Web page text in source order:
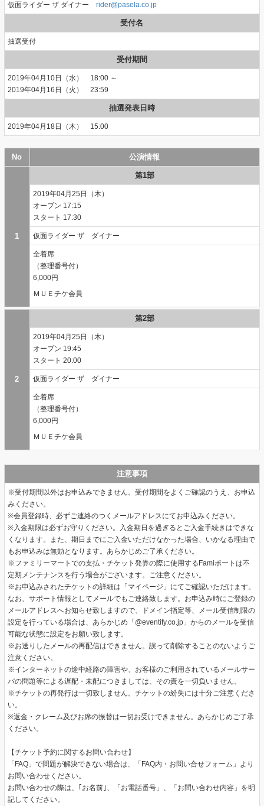
仮面ライダー ザ ダイナー rider@pasela.co.jp
受付名
抽選受付
受付期間
2019年04月10日（水） 18:00 ～
2019年04月16日（火） 23:59
抽選発表日時
2019年04月18日（木） 15:00
No 公演情報
1
第1部
2019年04月25日（木）
17:15
17:30
仮面ライダー ザ ダイナー
全着席
（整理番号付）
6,000円
ＭＵＥチケ会員
2
第2部
2019年04月25日（木）
19:45
20:00
仮面ライダー ザ ダイナー
全着席
（整理番号付）
6,000円
ＭＵＥチケ会員
注意事項
※受付期間以外はお申込みできません。受付期間をよくご確認のうえ、お申込
みください。
※会員登録時、必ずご連絡のつくメールアドレスにてお申込みください。
※入金期限は必ずお守りください。入金期日を過ぎるとご入金手続きはできな
くなります。また、期日までにご入金いただけなかった場合、いかなる理由で
もお申込みは無効となります。あらかじめご了承ください。
※ファミリーマートでの支払・チケット発券の際に使用するFamiポートは不
定期メンテナンスを行う場合がございます。ご注意ください。
※お申込みされたチケットの詳細は「マイページ」にてご確認いただけます。
なお、サポート情報としてメールでもご連絡致します。お申込み時にご登録の
メールアドレスへお知らせ致しますので、ドメイン指定等、メール受信制限の
設定を行っている場合は、あらかじめ「@eventify.co.jp」からのメールを受信
可能な状態に設定をお願い致します。
※お送りしたメールの再配信はできません。誤って削除することのないようご
注意ください。
※インターネットの途中経路の障害や、お客様のご利用されているメールサー
バの問題等による遅配・未配につきましては、その責を一切負いません。
※チケットの再発行は一切致しません。チケットの紛失には十分ご注意くださ
い。
※返金・クレーム及びお席の振替は一切お受けできません。あらかじめご了承
ください。
【チケット予約に関するお問い合わせ】
「FAQ」で問題が解決できない場合は、「FAQ内・お問い合せフォーム」より
お問い合わせください。
お問い合わせの際は、｢お名前｣、「お電話番号」、「お問い合わせ内容」を明
記してください。